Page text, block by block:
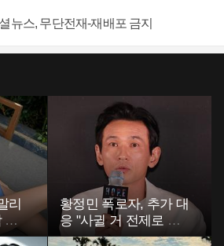
스, 무단전재-재배포 금지
리
복
황정민 폭로자, 추가 대
응 "사귈 거 전제로 하
고…"